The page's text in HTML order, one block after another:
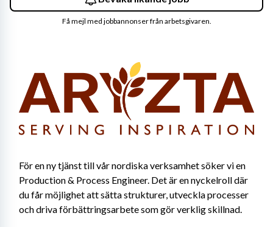
För en ny tjänst till vår nordiska verksamhet söker vi en
Production & Process Engineer. Det är en nyckelroll där
du får möjlighet att sätta strukturer, utveckla processer
och driva förbättringsarbete som gör verklig skillnad.
Få mejl med jobbannonser från arbetsgivaren.